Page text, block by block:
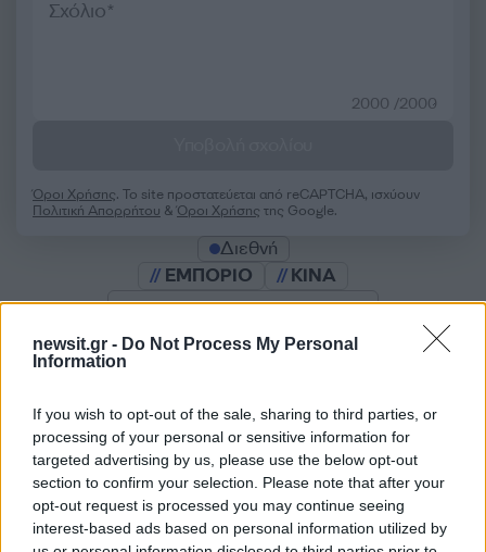
newsit.gr - Do Not Process My Personal
Information
If you wish to opt-out of the sale, sharing to third parties, or
processing of your personal or sensitive information for
targeted advertising by us, please use the below opt-out
section to confirm your selection. Please note that after your
opt-out request is processed you may continue seeing
interest-based ads based on personal information utilized by
2000 /2000
Όροι Χρήσης. Το site προστατεύεται από reCAPTCHA, ισχύουν
Πολιτική Απορρήτου &Όροι Χρήσης της Google.
Διεθνή
ΕΜΠΟΡΙΟ
ΚΙΝΑ
Ακολουθήστε το Νewsit.gr στο
τελευταία νέατης ημέρας